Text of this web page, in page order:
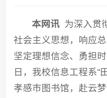
本网讯 为深入贯
社会主义思想，响应
坚定理想信念、勇担
日，我校信息工程系“
孝感市图书馆，赴云